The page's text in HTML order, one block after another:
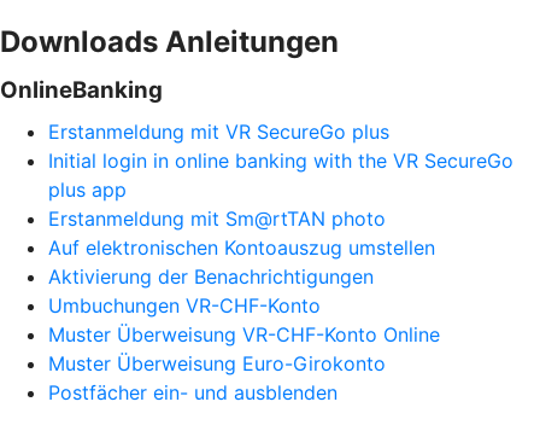
Downloads Anleitungen
OnlineBanking
Erstanmeldung mit VR SecureGo plus
Initial login in online banking with the VR SecureGo
plus app
Erstanmeldung mit Sm@rtTAN photo
Auf elektronischen Kontoauszug umstellen
Aktivierung der Benachrichtigungen
Umbuchungen VR-CHF-Konto
Muster Überweisung VR-CHF-Konto Online
Muster Überweisung Euro-Girokonto
Postfächer ein- und ausblenden